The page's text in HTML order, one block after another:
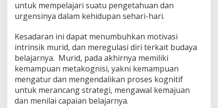
untuk mempelajari suatu pengetahuan dan
urgensinya dalam kehidupan sehari-hari.
Kesadaran ini dapat menumbuhkan motivasi
intrinsik murid, dan meregulasi diri terkait budaya
belajarnya. Murid, pada akhirnya memiliki
kemampuan metakognisi, yakni kemampuan
mengatur dan mengendalikan proses kognitif
untuk merancang strategi, mengawal kemajuan
dan menilai capaian belajarnya.